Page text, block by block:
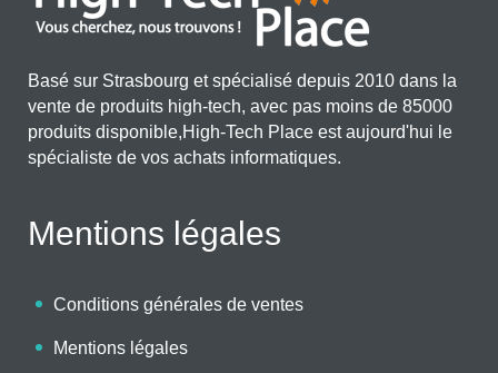
Basé sur Strasbourg et spécialisé depuis 2010 dans la
vente de produits high-tech, avec pas moins de 85000
produits disponible,High-Tech Place est aujourd'hui le
spécialiste de vos achats informatiques.
Mentions légales
Conditions générales de ventes
Mentions légales